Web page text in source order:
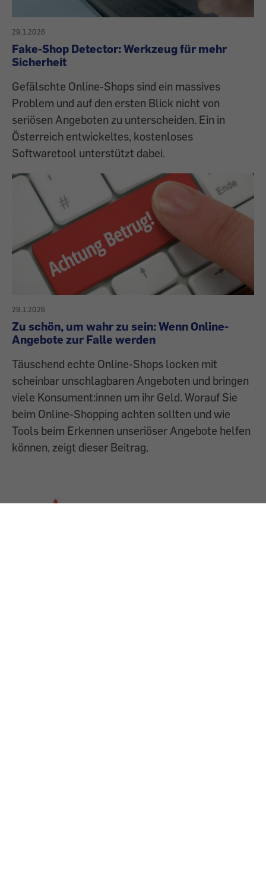
29.1.2026
Fake-Shop Detector: Werkzeug für mehr
Sicherheit
Gefälschte Online-Shops sind ein massives
Problem und auf den ersten Blick nicht von
seriösen Angeboten zu unterscheiden. Ein in
Österreich entwickeltes, kostenloses
Softwaretool unterstützt dabei.
29.1.2026
Zu schön, um wahr zu sein: Wenn Online-
Angebote zur Falle werden
Täuschend echte Online-Shops locken mit
scheinbar unschlagbaren Angeboten und bringen
viele Konsument:innen um ihr Geld. Worauf Sie
beim Online-Shopping achten sollten und wie
Tools beim Erkennen unseriöser Angebote helfen
können, zeigt dieser Beitrag.